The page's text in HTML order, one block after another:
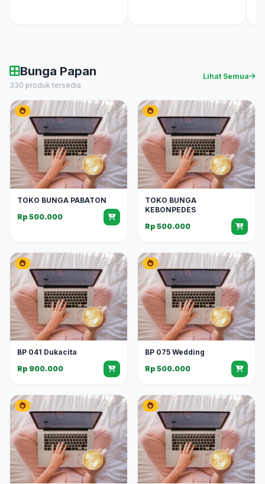
Bunga Papan
330 produk tersedia
Lihat Semua
TOKO BUNGA PABATON
Rp 500.000
TOKO BUNGA
KEBONPEDES
Rp 500.000
BP 041 Dukacita
Rp 900.000
BP 075 Wedding
Rp 500.000